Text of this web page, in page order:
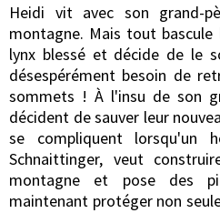
Heidi vit avec son grand-
montagne. Mais tout
lynx blessé et décide de le
désespérément besoin de
sommets ! À l'insu de son
décident de sauver leur
se compliquent lorsqu'un
Schnaittinger, veut
montagne et pose des
maintenant protéger non